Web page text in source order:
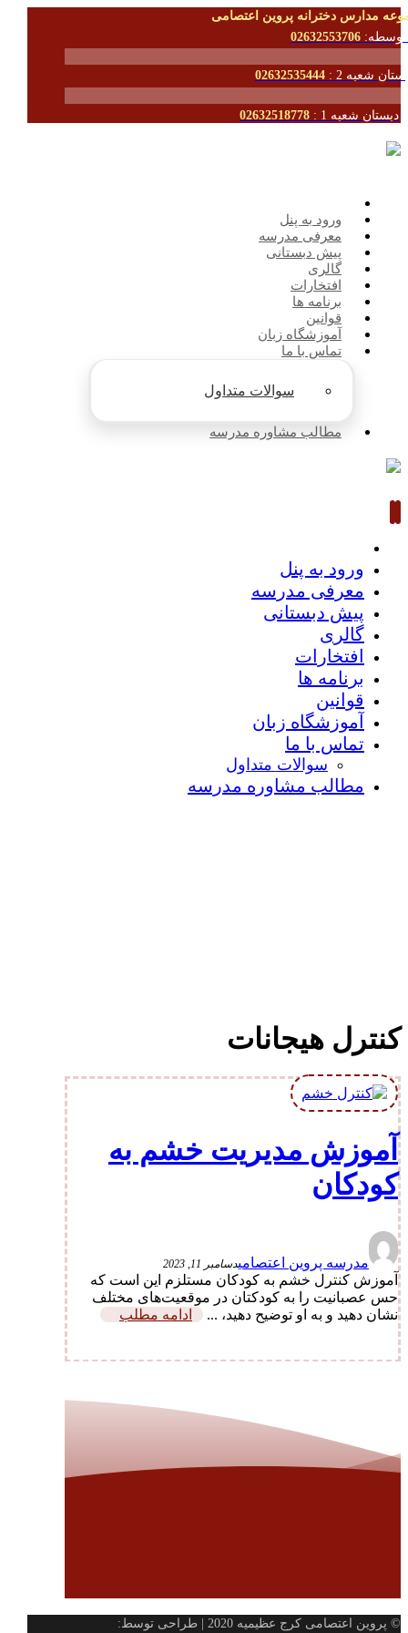
مدارس دخترانه پروین اعتصامی
02632553706
شعبه 2 : 02632535444
دبستان شعبه 1 : 02632518778
ورود به پنل
معرفی مدرسه
پیش دبستانی
گالری
افتخارات
برنامه ها
قوانین
آموزشگاه زبان
تماس با ما
سوالات متداول
مطالب مشاوره مدرسه
ورود به پنل
معرفی مدرسه
پیش دبستانی
گالری
افتخارات
برنامه ها
قوانین
آموزشگاه زبان
تماس با ما
سوالات متداول
مطالب مشاوره مدرسه
کنترل هیجانات
آموزش مدیریت خشم به
کودکان
مدرسه پروین اعتصامیدسامبر 11, 2023
آموزش کنترل خشم به کودکان مستلزم این است که
حس عصبانیت را به کودکتان در موقعیت‌های مختلف
نشان دهید و به او توضیح دهید، ...
ادامه مطلب
© پروین اعتصامی کرج عظیمیه 2020 | طراحی توسط: